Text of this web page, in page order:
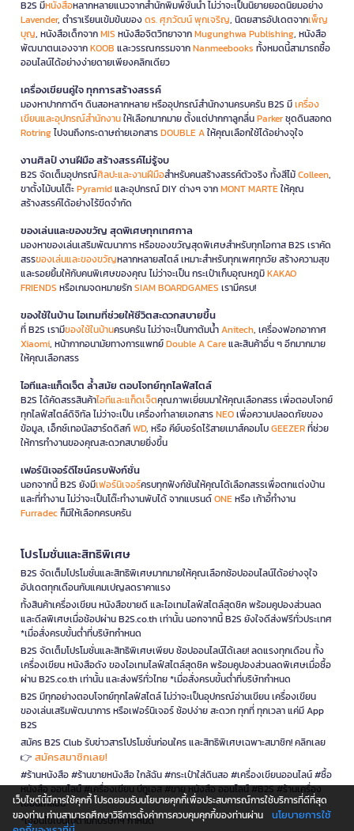
B2S มีหนังสือหลากหลายแนวจากสำนักพิมพ์ชั้นนำ ไม่ว่าจะเป็นนิยายยอดนิยมอย่าง
Lavender, ตำราเรียนเข้มข้นของดร. ศุภวัฒน์ พุกเจริญ, นิตยสารอัปเดตจากเพ็ญ
บุญ, หนังสือเด็กจากMIS หนังสือจิตวิทยาจากMugunghwa Publishing, หนังสือ
พัฒนาตนเองจากKOOB และวรรณกรรมจากNanmeebooks ทั้งหมดนี้สามารถซื้อ
ออนไลน์ได้อย่างง่ายดายเพียงคลิกเดียว
เครื่องเขียนคู่ใจ ทุกการสร้างสรรค์
มองหาปากกาดีๆ ดินสอหลากหลาย หรืออุปกรณ์สำนักงานครบครัน B2S มีเครื่อง
เขียนและอุปกรณ์สำนักงานให้เลือกมากมาย ตั้งแต่ปากกาลูกลื่นParkerชุดดินสอกด
Rotringไปจนถึงกระดาษถ่ายเอกสารDOUBLE Aให้คุณเลือกใช้ได้อย่างจุใจ
งานศิลป์ งานฝีมือ สร้างสรรค์ไม่รู้จบ
B2S จัดเต็มอุปกรณ์ศิลปะและงานฝีมือสำหรับคนสร้างสรรค์ตัวจริง ทั้งสีไม้Colleen,
ขาตั้งไม้บนโต๊ะPyramidและอุปกรณ์ DIY ต่างๆ จากMONT MARTEให้คุณ
สร้างสรรค์ได้อย่างไร้ขีดจำกัด
ของเล่นและของขวัญ สุดพิเศษทุกเทศกาล
มองหาของเล่นเสริมพัฒนาการ หรือของขวัญสุดพิเศษสำหรับทุกโอกาส B2S เราคัด
สรรของเล่นและของขวัญหลากหลายสไตล์ เหมาะสำหรับทุกเพศทุกวัย สร้างความสุข
และรอยยิ้มให้กับคนพิเศษของคุณ ไม่ว่าจะเป็น กระเป๋าเก็บอุณหภูมิKAKAO
FRIENDS หรือเกมจดหมายรักSIAM BOARDGAMES เรามีครบ!
ของใช้ในบ้าน ไอเทมที่ช่วยให้ชีวิตสะดวกสบายขึ้น
ที่ B2S เรามีของใช้ในบ้านครบครัน ไม่ว่าจะเป็นกาต้มน้ำAnitech, เครื่องฟอกอากาศ
Xiaomi, หน้ากากอนามัยทางการแพทย์Double A Careและสินค้าอื่น ๆ อีกมากมาย
ให้คุณเลือกสรร
ไอทีและแก็ดเจ็ต ล้ำสมัย ตอบโจทย์ทุกไลฟ์สไตล์
B2S ได้คัดสรรสินค้าไอทีและแก็ดเจ็ตคุณภาพเยี่ยมมาให้คุณเลือกสรร เพื่อตอบโจทย์
ทุกไลฟ์สไตล์ดิจิทัล ไม่ว่าจะเป็น เครื่องทำลายเอกสารNEOเพื่อความปลอดภัยของ
ข้อมูล, เอ็กซ์เทอนัลฮาร์ดดิสก์WD, หรือ คีย์บอร์ดไร้สายเมาส์คอมโบGEEZERที่ช่วย
ให้การทำงานของคุณสะดวกสบายยิ่งขึ้น
เฟอร์นิเจอร์ดีไซน์ครบฟังก์ชั่น
นอกจากนี้ B2S ยังมีเฟอร์นิเจอร์ครบทุกฟังก์ชันให้คุณได้เลือกสรรเพื่อตกแต่งบ้าน
และที่ทำงาน ไม่ว่าจะเป็นโต๊ะทำงานพับได้ จากแบรนด์ONEหรือ เก้าอี้ทำงาน
Furradecก็มีให้เลือกครบครัน
โปรโมชั่นและสิทธิพิเศษ
B2S จัดเต็มโปรโมชั่นและสิทธิพิเศษมากมายให้คุณเลือกช้อปออนไลน์ได้อย่างจุใจ
อัปเดตทุกเดือนกับแคมเปญลดราคาแรง
ทั้งสินค้าเครื่องเขียน หนังสือขายดี และไอเทมไลฟ์สไตล์สุดชิค พร้อมคูปองส่วนลด
และดีลพิเศษเมื่อช้อปผ่าน B2S.co.th เท่านั้น นอกจากนี้ B2S ยังใจดีส่งฟรีทั่วประเทศ
*เมื่อสั่งครบขั้นต่ำที่บริษัทกำหนด
B2S จัดเต็มโปรโมชั่นและสิทธิพิเศษเพียบ ช้อปออนไลน์ได้เลย! ลดแรงทุกเดือน ทั้ง
เครื่องเขียน หนังสือดัง ของไอเทมไลฟ์สไตล์สุดชิค พร้อมคูปองส่วนลดพิเศษเมื่อซื้อ
ผ่าน B2S.co.th เท่านั้น และส่งฟรีทั่วไทย *เมื่อสั่งครบขั้นต่ำที่บริษัทกำหนด
B2S มีทุกอย่างตอบโจทย์ทุกไลฟ์สไตล์ ไม่ว่าจะเป็นอุปกรณ์อ่านเขียน เครื่องเขียน
ของเล่นเสริมพัฒนาการ หรือเฟอร์นิเจอร์ ช้อปง่าย สะดวก ทุกที่ ทุกเวลา แค่มี App
B2S
สมัคร B2S Club รับข่าวสารโปรโมชั่นก่อนใคร และสิทธิพิเศษเฉพาะสมาชิก! คลิกเลย
👉 สมัครสมาชิกเลย!
#ร้านหนังสือ #ร้านขายหนังสือ ใกล้ฉัน #กระเป๋าใส่ดินสอ #เครื่องเขียนออนไลน์ #ซื้อ
หนังสือ ออนไลน์ #เครื่องเขียน บีทูเอส #ขาย หนังสือ ออนไลน์ #B2S #ร้านเครื่อง
เขียนใกล้ฉัน
*เงื่อนไขเป็นไปตามที่บริษัทฯ กำหนด
เว็บไซต์นี้มีการใช้คุกกี้ โปรดยอมรับนโยบายคุกกี้เพื่อประสบการณ์การใช้บริการที่ดีที่สุด
ของท่าน ท่านสามารถศึกษาวิธีการตั้งค่าการควบคุมคุกกี้ของท่านผ่าน
นโยบายการใช้